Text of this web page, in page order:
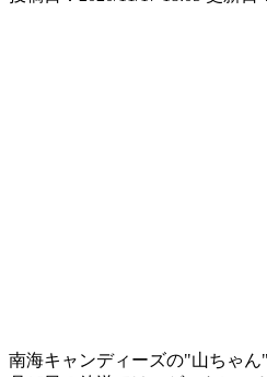
南海キャンディーズの"山ちゃ